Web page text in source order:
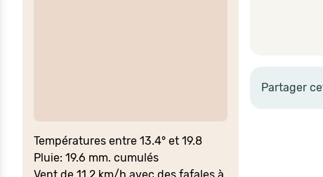
Températures entre 13.4° et 19.8
Pluie: 19.6 mm. cumulés
Partager